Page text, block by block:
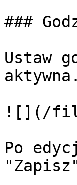
###
Ustaw
![](/
Po